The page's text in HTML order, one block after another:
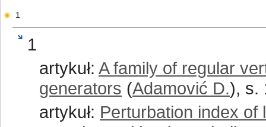
1
1
artykuł: A family of regular
generators (Adamović D.), s.
artykuł: Perturbation index of